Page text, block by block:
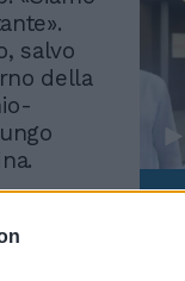
salvo
della
con
States?